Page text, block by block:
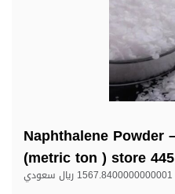
Naphthalene Powder
(metric ton ) store 445
1567.8400000000001 ريال سعودي